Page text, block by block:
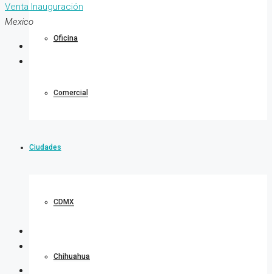
Oficina
Comercial
Ciudades
CDMX
Chihuahua
Venta Inauguración
Mexico